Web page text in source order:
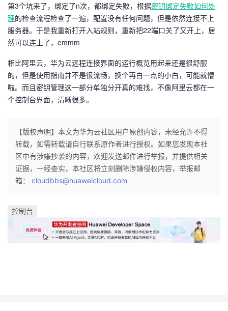
发
者
学
堂
的
课
程
我
的
认
证
我
的
实
我
的
Programs
的
支
持
我
技
术
支
持
的
云
声
建
议
第3个坑来了，绑定了n次，都绑定失败，根据密钥绑定失败如何处
理的检查流程检查了一遍，配置没有任何问题，但是依然连接不上
服务器。于是我重新打开入站规则，重新把22端口关了又开上，居
然可以连上了，emmm
相比阿里云，华为云远程连接界面的运行概览用起来还是很舒服
的，但是使用指南并不是很流畅，换个再白一点的小白，可能就懵
啦。而且密钥管理这一部分单独分开真的难找，不像阿里云都在一
个控制台界面，清晰很多。
【版权声明】本文为华为云社区用户原创内容，未经允许不得
转载，如需转载请自行联系原作者进行授权。如果您发现本社
区中有涉嫌抄袭的内容，欢迎发送邮件进行举报，并提供相关
证据，一经查实，本社区将立刻删除涉嫌侵权内容，举报邮
箱： cloudbbs@huaweicloud.com
控制台